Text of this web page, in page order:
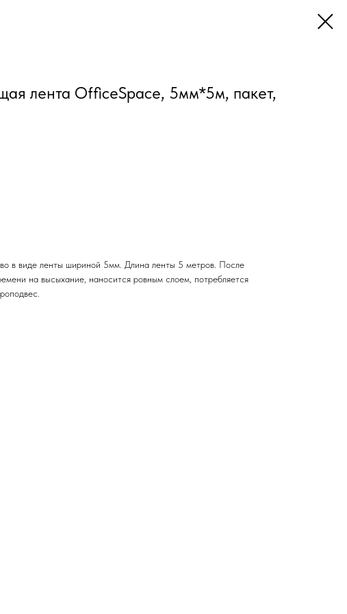
лента OfficeSpace, 5мм*5м, пакет,
в виде ленты шириной 5мм. Длина ленты 5 метров. После
на высыхание, наносится ровным слоем, потребляется